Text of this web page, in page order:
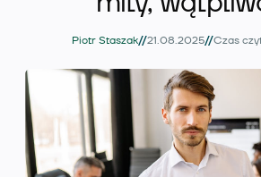
Branże
Usługi
Piotr Staszak//21.08.2025//Czas